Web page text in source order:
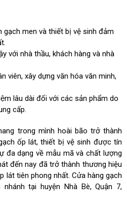
gạch men và thiết bị vệ sinh đảm
với nhà thầu, khách hàng và nhà
viên, xây dựng văn hóa văn minh,
lâu dài đối với các sản phẩm do
cấp.
trong mình hoài bão trở thành
ốp lát, thiết bị vệ sinh được tín
đa dạng về mẫu mã và chất lượng
đến nay đã trở thành thương hiệu
lát tiên phong nhất. Cửa hàng gạch
tại huyện Nhà Bè, Quận 7,